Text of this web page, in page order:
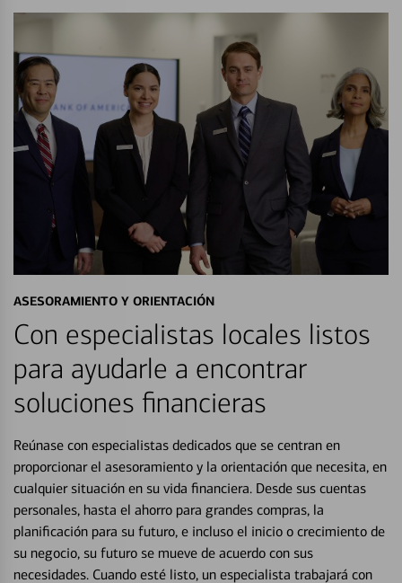
ASESORAMIENTO Y ORIENTACIÓN
Con especialistas locales listos
para ayudarle a encontrar
soluciones financieras
Reúnase con especialistas dedicados que se centran en
proporcionar el asesoramiento y la orientación que necesita, en
cualquier situación en su vida financiera. Desde sus cuentas
personales, hasta el ahorro para grandes compras, la
planificación para su futuro, e incluso el inicio o crecimiento de
su negocio, su futuro se mueve de acuerdo con sus
necesidades. Cuando esté listo, un especialista trabajará con